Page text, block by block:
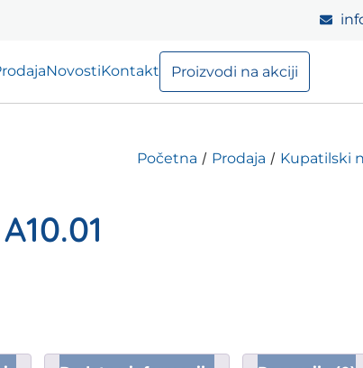
NovostiKontakt Proizvodi na akciji
Početna / Prodaja / Kupatilski